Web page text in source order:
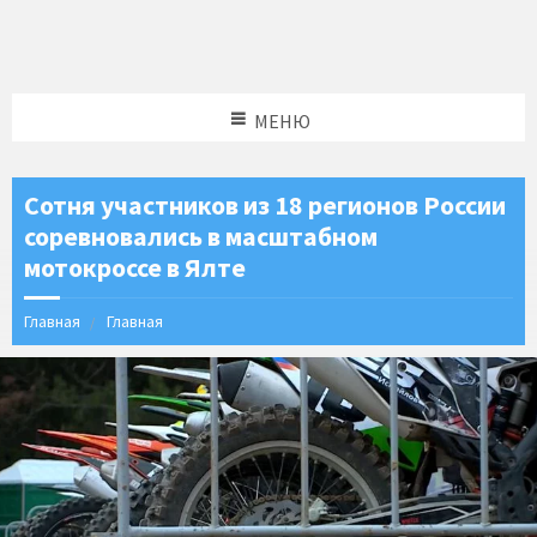
МЕНЮ
Сотня участников из 18 регионов России
соревновались в масштабном
мотокроссе в Ялте
Главная Главная